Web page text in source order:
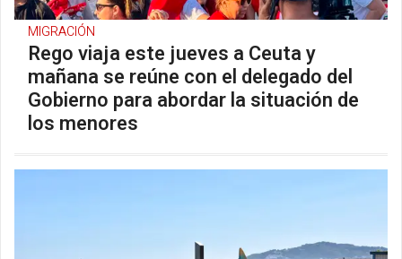
MIGRACIÓN
Rego viaja este jueves a Ceuta y
mañana se reúne con el delegado del
Gobierno para abordar la situación de
los menores